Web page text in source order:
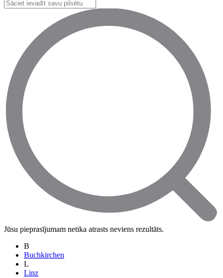
Jūsu pieprasījumam netika atrasts neviens rezultāts.
B
Buchkirchen
L
Linz